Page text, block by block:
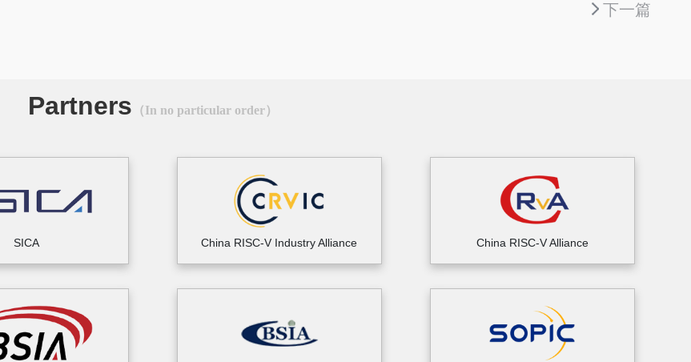
下一篇
Partners （In no particular order）
SICA China RISC-V Industry Alliance China RISC-V Alliance